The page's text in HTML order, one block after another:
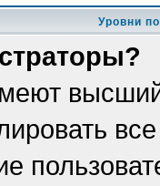
Уровни